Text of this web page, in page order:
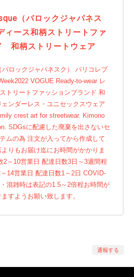
（バロックジャパネス
ィース和柄ストリートファ
和柄ストリートウェア
バロックジャパネスク） パリコレブ
VOGUE Ready-to-wear レ
トリートファッションブランド 和
ンダーレス・ユニセックスウェア
crest art for streetwear. Kimono
SDGsに配慮した廃棄を出さないセ
ムの為 注文が入ってから作成して
りもお届け迄にお時間がかかりま
2～10営業日 配達日数3日～3週間程
14営業日 配達日数1～2日 COVID-
混雑時は表記の1.5～2倍程お時間が
すようお願い致します。
通報する